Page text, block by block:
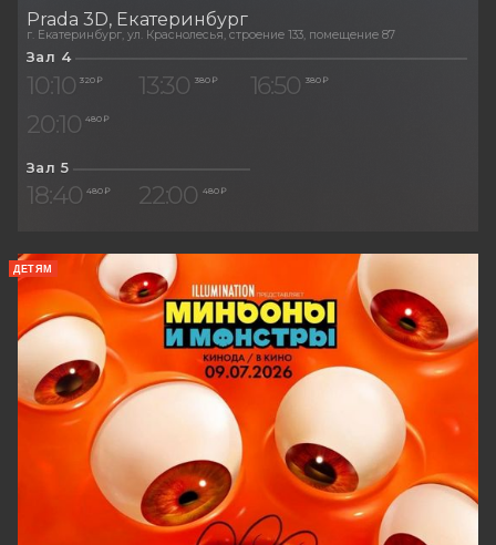
Prada 3D Екатеринбург
г. Екатеринбург, ул. Краснолесья, строение 133, помещение 87
Зал 4
10:10 320 ₽ 13:30 380 ₽ 16:50 380 ₽
20:10 480 ₽
Зал 5
18:40 480 ₽ 22:00 480 ₽
ДЕТЯМ